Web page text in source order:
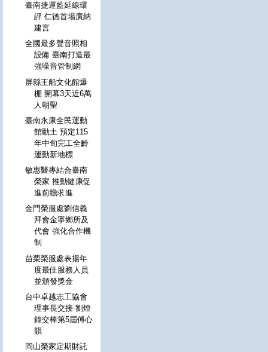
臺南捷運藍延線環
評 仁德首場廣納
建言
全國最多聲音照相
設備 臺南打造最
強噪音管制網
屏縣王船文化館爆
棚 開幕3天近6萬
人朝聖
臺南永康全民運動
館動土 預定115
年中旬完工全齡
運動新地標
敏惠醫專結合臺南
榮家 推動健康促
進前瞻求進
金門榮服處劉信義
拜會金寧鄉所及
代會 強化合作機
制
苗栗榮服處表揚年
度最佳服務人員
並頒發獎金
台中卓越志工協會
理事長交接 劉燈
鐘交棒第5屆傅心
韻
岡山榮家定期財託